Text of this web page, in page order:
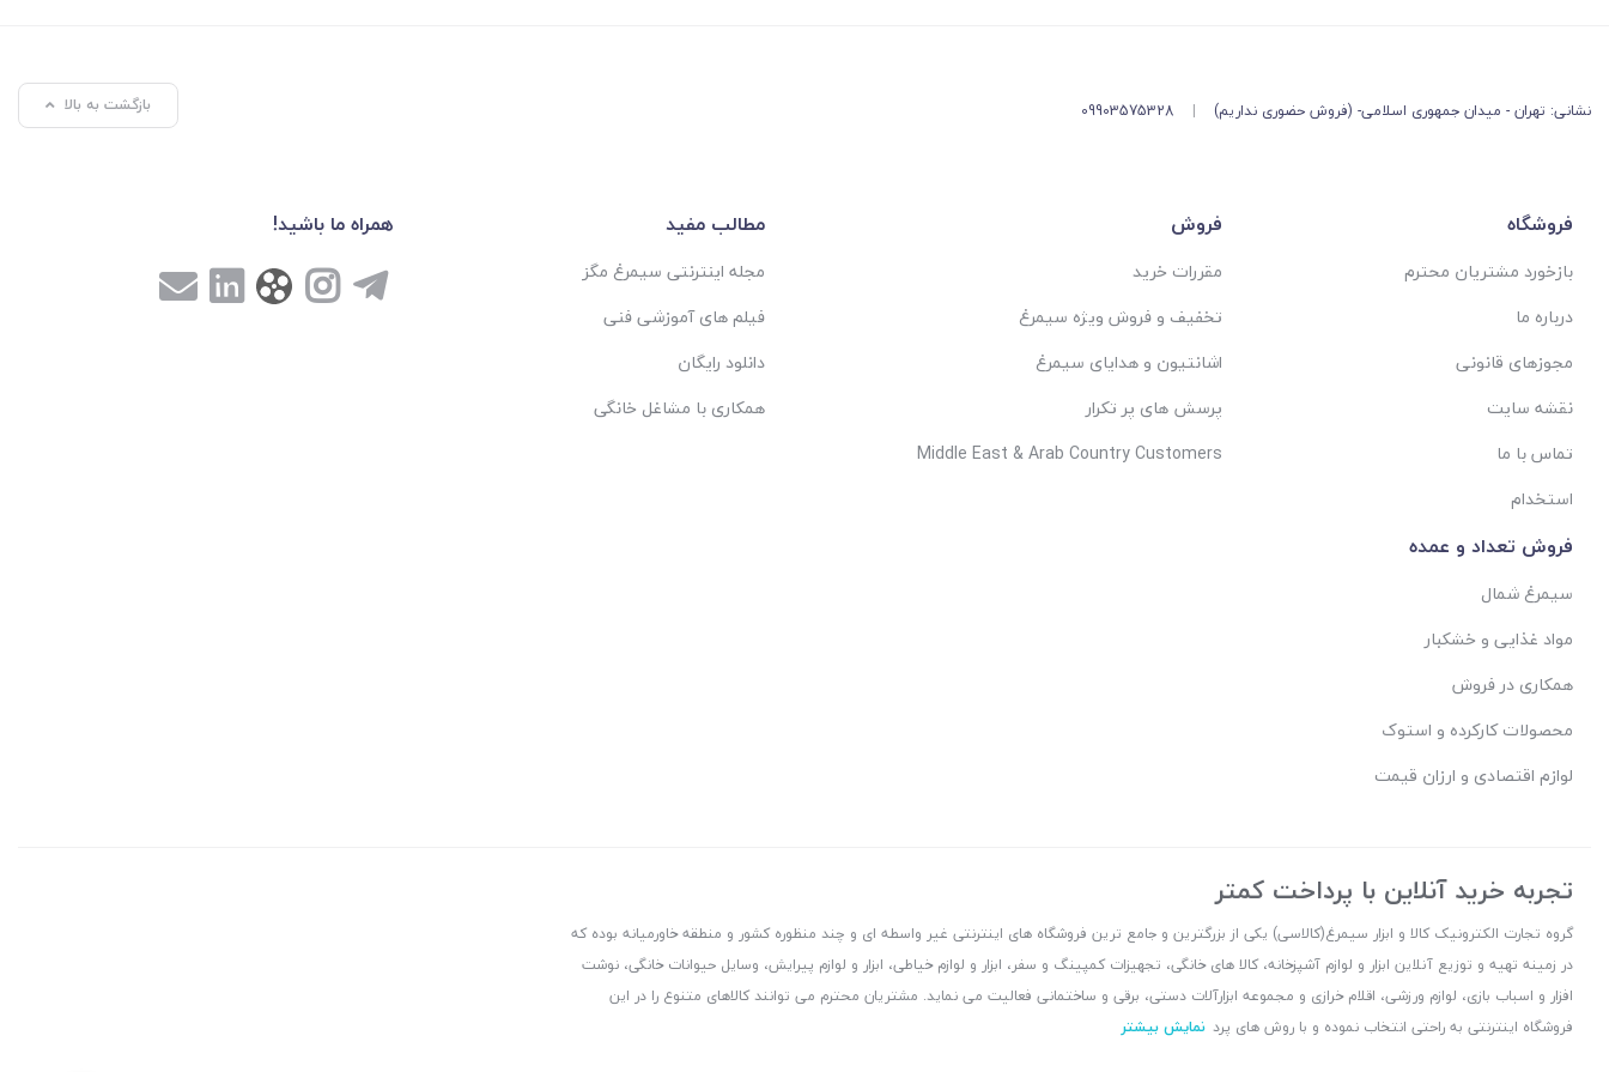
نشانی: تهران - میدان جمهوری اسلامی- (فروش حضوری نداریم) |
09903575328 بازگشت به بالا
فروشگاه
بازخورد مشتریان محترم
درباره ما
مجوزهای قانونی
نقشه سایت
تماس با ما
استخدام
فروش
مقررات خرید
تخفیف و فروش ویژه سیمرغ
اشانتیون و هدایای سیمرغ
پرسش های پر تکرار
Middle East & Arab Country Customers
مطالب مفید
مجله اینترنتی سیمرغ مگز
فیلم های آموزشی فنی
دانلود رایگان
همکاری با مشاغل خانگی
فروش تعداد و عمده
سیمرغ شمال
مواد غذایی و خشکبار
همکاری در فروش
محصولات کارکرده و استوک
لوازم اقتصادی و ارزان قیمت
همراه ما باشید!
تجربه خرید آنلاین با پرداخت کمتر
گروه تجارت الکترونیک کالا و ابزار سیمرغ(کالاسی) یکی از بزرگترین و جامع ترین فروشگاه های اینترنتی غیر واسطه ای و چند منظوره کشور و منطقه خاورمیانه بوده که
در زمینه تهیه و توزیع آنلاین ابزار و لوازم آشپزخانه، کالا های خانگی، تجهیزات کمپینگ و سفر، ابزار و لوازم خیاطی، ابزار و لوازم پیرایش، وسایل حیوانات خانگی، نوشت
افزار و اسباب بازی، لوازم ورزشی، اقلام خرازی و مجموعه ابزارآلات دستی، برقی و ساختمانی فعالیت می نماید. مشتریان محترم می توانند کالاهای متنوع را در این
فروشگاه اینترنتی به راحتی انتخاب نموده و با روش های پرد نمایش بیشتر